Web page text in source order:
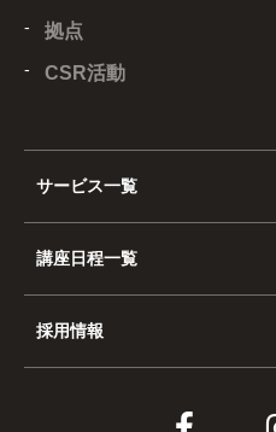
拠点
CSR活動
サービス一覧
講座日程一覧
採用情報